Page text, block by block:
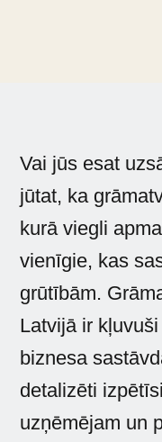
Vai jūs esat
jūtat, ka
kurā viegli
vienīgie, kas
grūtībām.
Latvijā ir
biznesa
detalizēti
uzņēmējam un